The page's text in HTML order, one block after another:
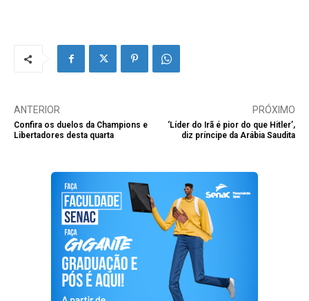
ANTERIOR
Confira os duelos da Champions e
Libertadores desta quarta
PRÓXIMO
‘Líder do Irã é pior do que Hitler’,
diz príncipe da Arábia Saudita